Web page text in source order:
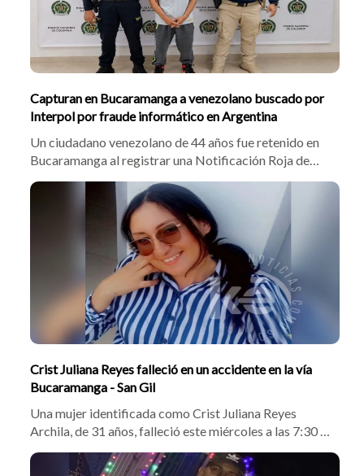
Capturan en Bucaramanga a venezolano buscado por
Interpol por fraude informático en Argentina
Un ciudadano venezolano de 44 años fue retenido en
Bucaramanga al registrar una Notificación Roja de
Interpol por defraudación informática en Argentina. El
coronel Harvey Augusto Silva informó que el operativo
en un bus de la ruta Cúcuta-Medellín se logró en
coordinación con Migración Colombia.
Crist Juliana Reyes falleció en un accidente en la vía
Bucaramanga - San Gil
Una mujer identificada como Crist Juliana Reyes
Archila, de 31 años, falleció este miércoles a las 7:30 a.
m. tras un accidente de tránsito en el kilómetro 3+200
de la vía San Gil - Bucaramanga. La víctima cayó a la vía